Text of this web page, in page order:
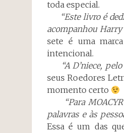
toda especial.
“Este livro é
acompanhou Harry
sete é uma
intencional.
“A D’niece,
seus Roedores
momento certo
“Para MOACYR
palavras e às
Essa é um das